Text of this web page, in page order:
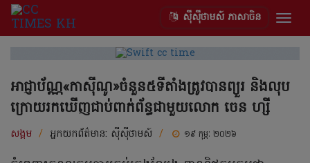
ស៊ីស៊ីថាមស៍ ភាសាចិន
អាជ្ញាប័ណ្ណ«កាស៉ីណូ»ចំនួន៥ទីតាំងត្រូវបានព្យួរ និងលុប
ក្រោយរកឃើញជាប់ពាក់ព័ន្ធជាមួយលោក ចេន ហ្សី
សង្គម / អ្នកយកព័ត៌មាន: ស៊ីស៊ីថាមស៍ / ១៩ កុម្ភៈ ២០២៦